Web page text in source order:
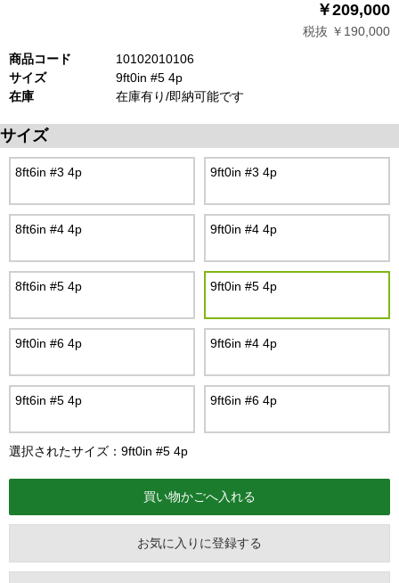
￥209,000
税抜 ￥190,000
商品コード
10102010106
サイズ
9ft0in #5 4p
在庫
在庫有り/即納可能です
サイズ
8ft6in #3 4p 9ft0in #3 4p
8ft6in #4 4p 9ft0in #4 4p
8ft6in #5 4p 9ft0in #5 4p
9ft0in #6 4p 9ft6in #4 4p
9ft6in #5 4p 9ft6in #6 4p
選択されたサイズ：9ft0in #5 4p
お気に入りに登録する